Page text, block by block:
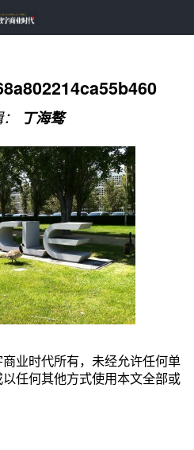
丁海骜
业时代所有，未经允许任何单
任何其他方式使用本文全部或